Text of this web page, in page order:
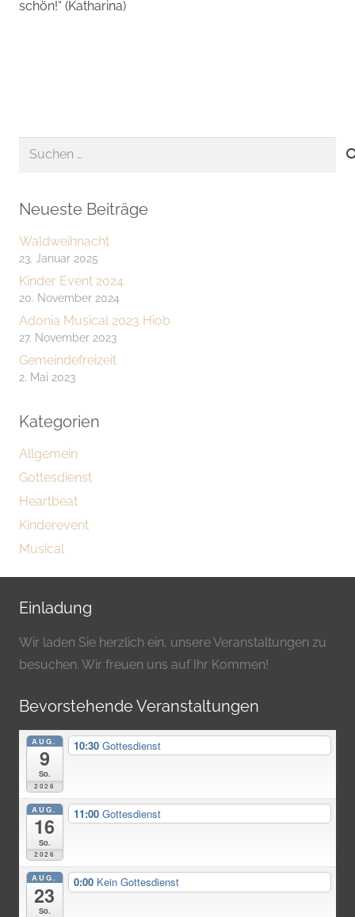
schön!“ (Katharina)
Suchen
Neueste Beiträge
Waldweihnacht
23. Januar 2025
Kinder Event 2024
20. November 2024
Adonia Musical 2023 Hiob
27. November 2023
Gemeindefreizeit
2. Mai 2023
Kategorien
Allgemein
Gottesdienst
Heartbeat
Kinderevent
Musical
Einladung
Wir laden Sie herzlich ein, unsere Veranstaltungen zu
besuchen. Wir freuen uns auf Ihr Kommen!
Bevorstehende Veranstaltungen
AUG.
9
So.
2026
10:30 Gottesdienst
AUG.
16
So.
2026
11:00 Gottesdienst
AUG.
23
So.
0:00 Kein Gottesdienst